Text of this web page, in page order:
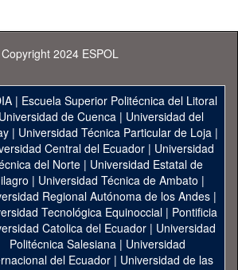
Copyright 2024 ESPOL
| Escuela Superior Politécnica del Litoral
Universidad de Cuenca| Universidad del
| Universidad Técnica Particular de Loja|
Central del Ecuador| Universidad
del Norte | Universidad Estatal de
| Universidad Técnica de Ambato |
Regional Autónoma de los Andes|
Tecnológica Equinoccial| Pontificia
Catolica del Ecuador | Universidad
Politécnica Salesiana | Universidad
del Ecuador | Universidad de las